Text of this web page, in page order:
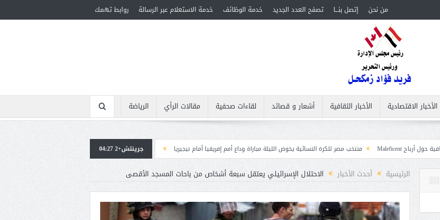
من نحن إتصل بنـــا تصفح العدد الجديد خدمة الوظائف خدمة الاستعلام عبر الرسالة روابط تهمك
الأخبار الاقتصادية الأخبار الثقافية أشعار و قصائد لقاءات صحفية مقالات الرأي
الرياضة
منتخب مصر للكرة النسائية يخوض الليلة مباراة وداع أمم إفريقيا أمام نيجيريا
استقبال جماهيرى حاشد لمحمد صلاح لدى وصوله إلى تركيا لإتمام انتقاله إلى
جرينتش+2 04:27
الرئيسية أحدث الأخبار الاحتلال الإسرائيلي يعتقل سبعة أشخاص من باحات المسجد الأقصى